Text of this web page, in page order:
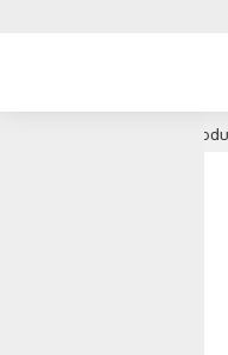
Waktu Peluncuran Produk